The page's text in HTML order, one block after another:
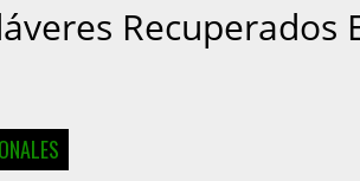
Recuperados